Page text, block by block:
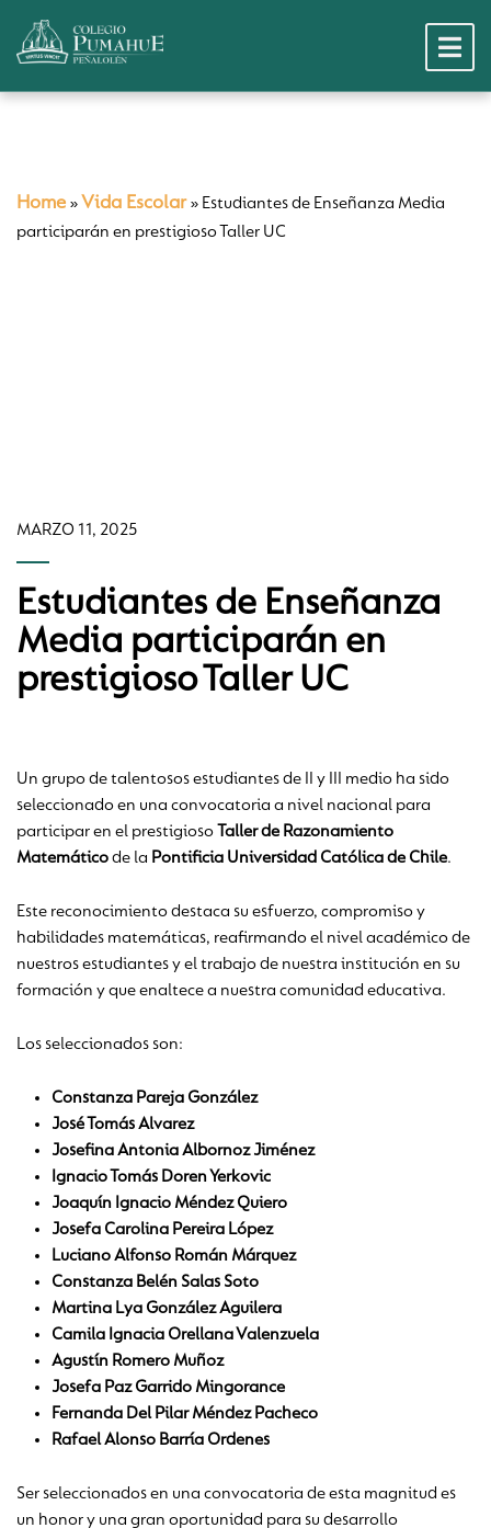
Home » Vida Escolar» Estudiantes de Enseñanza Media
participarán en prestigioso Taller UC
MARZO 11, 2025
Estudiantes de Enseñanza
Media participarán en
prestigioso Taller UC
Un grupo de talentosos estudiantes de II y III medio ha sido
seleccionado en una convocatoria a nivel nacional para
participar en el prestigioso
Taller de Razonamiento
Matemáticode la Pontificia Universidad Católica de Chile.
Este reconocimiento destaca su esfuerzo, compromiso y
habilidades matemáticas, reafirmando el nivel académico de
nuestros estudiantes y el trabajo de nuestra institución en su
formación y que enaltece a nuestra comunidad educativa.
Los seleccionados son:
Constanza Pareja González
José Tomás Alvarez
Josefina Antonia Albornoz Jiménez
Ignacio Tomás Doren Yerkovic
Joaquín Ignacio Méndez Quiero
Josefa Carolina Pereira López
Luciano Alfonso Román Márquez
Constanza Belén Salas Soto
Martina Lya González Aguilera
Camila Ignacia Orellana Valenzuela
Agustín Romero Muñoz
Josefa Paz Garrido Mingorance
Fernanda Del Pilar Méndez Pacheco
Rafael Alonso Barría Ordenes
Ser seleccionados en una convocatoria de esta magnitud es
un honor y una gran oportunidad para su desarrollo